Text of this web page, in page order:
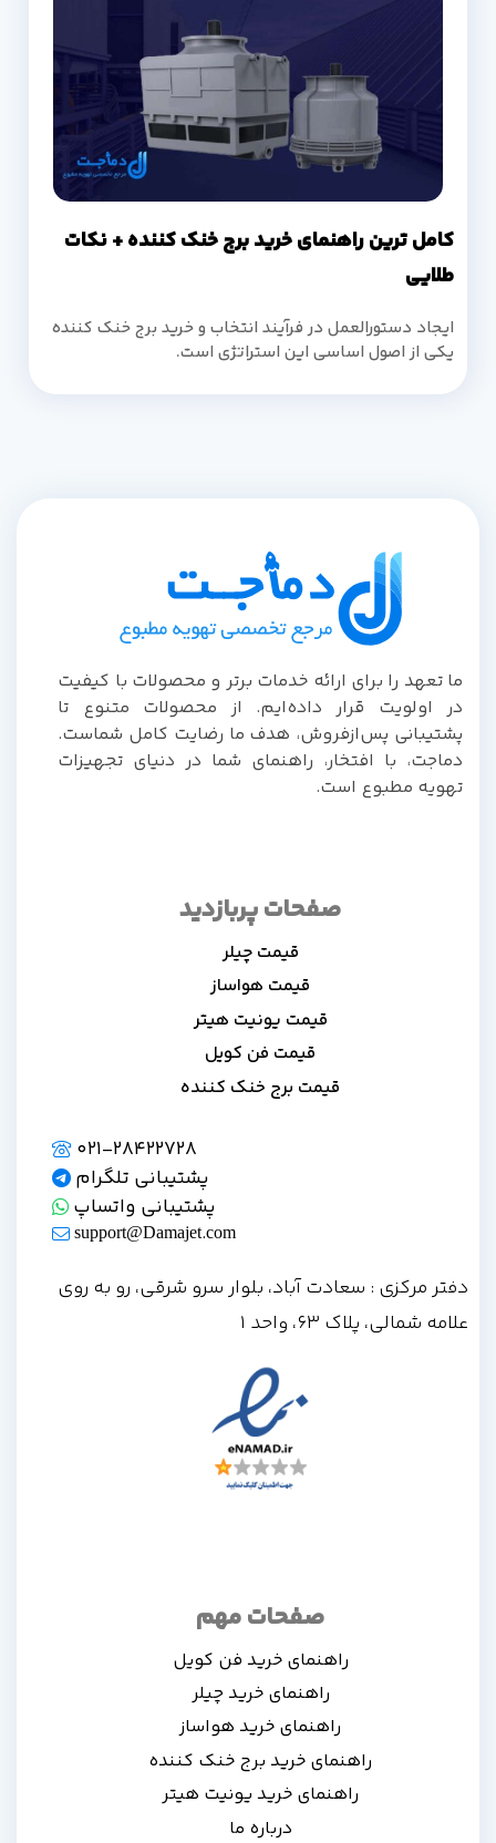
کامل ترین راهنمای خرید برج خنک کننده + نکات
طلایی
ایجاد دستورالعمل در فرآیند انتخاب و خرید برج خنک کننده
یکی از اصول اساسی این استراتژی است.
ما تعهد را برای ارائه خدمات برتر و محصولات با کیفیت
در اولویت قرار داده‌ایم. از محصولات متنوع تا
پشتیبانی پس‌از‌فروش، هدف ما رضایت کامل شماست.
دماجت، با افتخار، راهنمای شما در دنیای تجهیزات
تهویه مطبوع است.
صفحات پربازدید
قیمت چیلر
قیمت هواساز
قیمت یونیت هیتر
قیمت فن کویل
قیمت برج خنک کننده
صفحات مهم
راهنمای خرید فن کویل
راهنمای خرید چیلر
راهنمای خرید هواساز
راهنمای خرید برج خنک کننده
راهنمای خرید یونیت هیتر
درباره ما
021-28422728
پشتیبانی تلگرام
پشتیبانی واتساپ
support@Damajet.com
دفتر مرکزی : سعادت آباد، بلوار سرو شرقی، رو به روی
علامه شمالی، پلاک 63، واحد 1